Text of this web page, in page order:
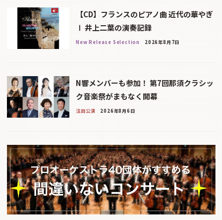
【CD】フランスのピアノ曲 近代の華やぎ
Ⅰ 井上二葉の演奏記録
New Release Selection 2026年8月7日
N響メンバーも参加！ 第7回那須クラシッ
ク音楽祭がまもなく開幕
注目公演 2026年8月6日